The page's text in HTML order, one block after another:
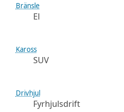
Bränsle
El
Kaross
SUV
Drivhjul
Fyrhjulsdrift